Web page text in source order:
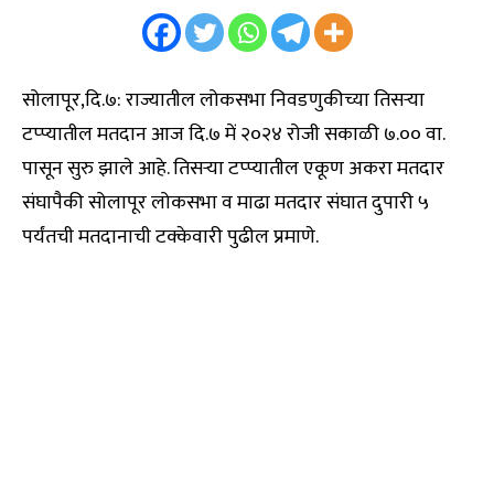
सोलापूर,दि.७: राज्यातील लोकसभा निवडणुकीच्या तिसऱ्या
टप्प्यातील मतदान आज दि.७ में २०२४ रोजी सकाळी ७.०० वा.
पासून सुरु झाले आहे. तिसऱ्या टप्प्यातील एकूण अकरा मतदार
संघापैकी सोलापूर लोकसभा व माढा मतदार संघात दुपारी ५
पर्यंतची मतदानाची टक्केवारी पुढील प्रमाणे.